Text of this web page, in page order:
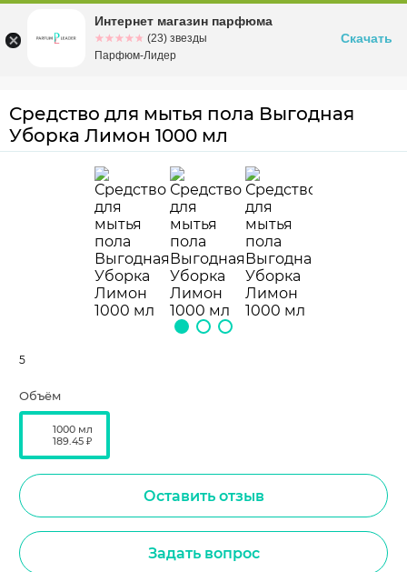
Омскул. Заозерная, 11, к. 1
Средство для мытья пола Выгодная
Уборка Лимон 1000 мл
5
Объём
1000 мл
189.45 ₽
Оставить отзыв
Задать вопрос
Интернет магазин парфюма
☆☆☆☆☆
★★★★★ (23) звезды
Парфюм-Лидер
Скачать